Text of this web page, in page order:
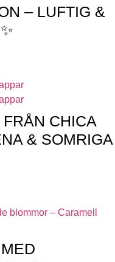
– LUFTIG &
CHICA
& SOMRIGA